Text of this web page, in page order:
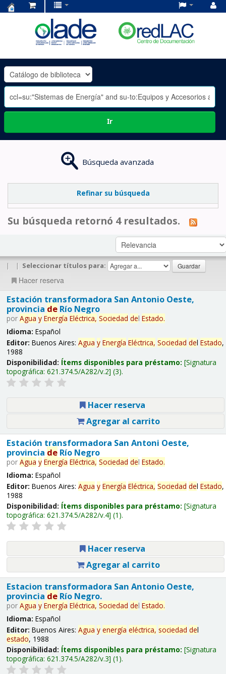
OLADE
-
Ir
Búsqueda avanzada
Refinar su búsqueda
Su búsqueda retornó 4 resultados.
| | Seleccionar títulos para:
Hacer reserva
Estación transformadora San Antonio Oeste,
provincia deRío Negro
por Agua y Energía Eléctrica, Sociedad del Estado.
Idioma: Español
Editor: Buenos Aires: Agua y Energía Eléctrica, Sociedad del Estado,
1988
Disponibilidad: Ítems disponibles para préstamo: Signatura
topográfica: 621.374.5/A282/v.2 (3).
Hacer reserva
Agregar al carrito
Estación transformadora San Antoni Oeste,
provincia deRío Negro
por Agua y Energía Eléctrica, Sociedad del Estado.
Idioma: Español
Editor: Buenos Aires: Agua y Energía Eléctrica, Sociedad del Estado,
1988
Disponibilidad: Ítems disponibles para préstamo: Signatura
topográfica: 621.374.5/A282/v.4 (1).
Hacer reserva
Agregar al carrito
Estacion transformadora San Antonio Oeste,
provincia deRío Negro.
por Agua y Energía Eléctrica, Sociedad del Estado.
Idioma: Español
Editor: Buenos Aires: Agua y energía eléctrica, sociedad del
estado, 1988
Disponibilidad: Ítems disponibles para préstamo: Signatura
topográfica: 621.374.5/A282/v.3 (1).